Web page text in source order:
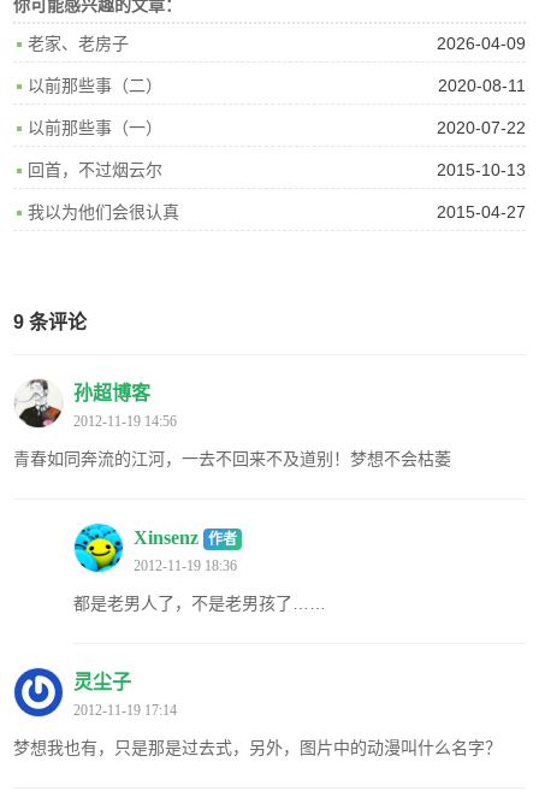
你可能感兴趣的文章：
2026-04-09
老家、老房子
2020-08-11
以前那些事（二）
2020-07-22
以前那些事（一）
2015-10-13
回首，不过烟云尔
2015-04-27
我以为他们会很认真
9 条评论
孙超博客
2012-11-19 14:56
青春如同奔流的江河，一去不回来不及道别！梦想不会枯萎
Xinsenz 作者
2012-11-19 18:36
都是老男人了，不是老男孩了……
灵尘子
2012-11-19 17:14
梦想我也有，只是那是过去式，另外，图片中的动漫叫什么名字？